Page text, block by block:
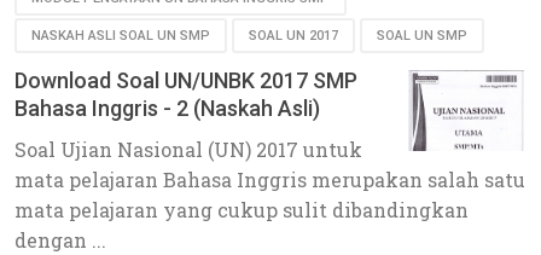
NASKAH ASLI SOAL UN SMP SOAL UN 2017 SOAL UN SMP
Download Soal UN/UNBK 2017 SMP
Bahasa Inggris - 2 (Naskah Asli)
Soal Ujian Nasional (UN) 2017 untuk
mata pelajaran Bahasa Inggris merupakan salah satu
mata pelajaran yang cukup sulit dibandingkan
dengan ...